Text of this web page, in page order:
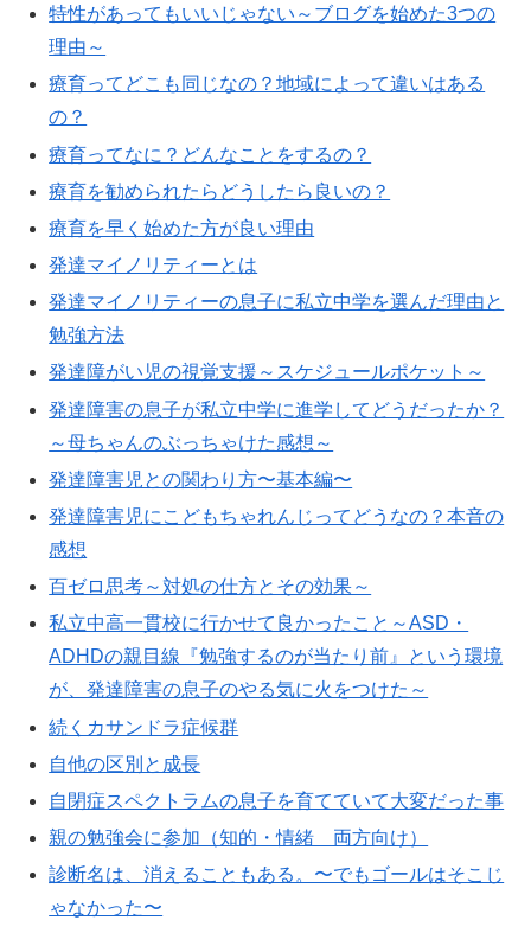
特性があってもいいじゃない～ブログを始めた3つの
理由～
療育ってどこも同じなの？地域によって違いはある
の？
療育ってなに？どんなことをするの？
療育を勧められたらどうしたら良いの？
療育を早く始めた方が良い理由
発達マイノリティーとは
発達マイノリティーの息子に私立中学を選んだ理由と
勉強方法
発達障がい児の視覚支援～スケジュールポケット～
発達障害の息子が私立中学に進学してどうだったか？
～母ちゃんのぶっちゃけた感想～
発達障害児との関わり方〜基本編〜
発達障害児にこどもちゃれんじってどうなの？本音の
感想
百ゼロ思考～対処の仕方とその効果～
私立中高一貫校に行かせて良かったこと～ASD・
ADHDの親目線『勉強するのが当たり前』という環境
が、発達障害の息子のやる気に火をつけた～
続くカサンドラ症候群
自他の区別と成長
自閉症スペクトラムの息子を育てていて大変だった事
親の勉強会に参加（知的・情緒 両方向け）
診断名は、消えることもある。〜でもゴールはそこじ
ゃなかった〜